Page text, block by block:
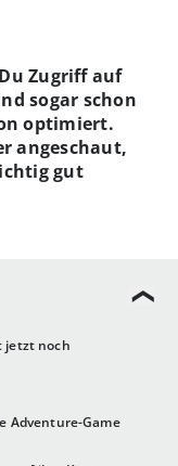
jetzt noch
Adventure-Game
Zugriff auf
sogar schon
optimiert.
angeschaut,
gut